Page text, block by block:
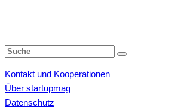
Kontakt und Kooperationen
Über startupmag
Datenschutz